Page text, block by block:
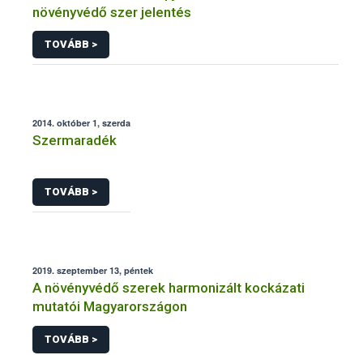
növényvédő szer jelentés
TOVÁBB >
2014. október 1, szerda
Szermaradék
TOVÁBB >
2019. szeptember 13, péntek
A növényvédő szerek harmonizált kockázati
mutatói Magyarországon
TOVÁBB >